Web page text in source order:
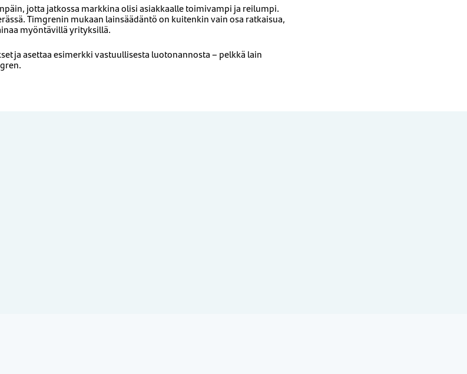
jotta jatkossa markkina olisi asiakkaalle toimivampi ja reilumpi.
Timgrenin mukaan lainsäädäntö on kuitenkin vain osa ratkaisua,
myöntävillä yrityksillä.
ja asettaa esimerkki vastuullisesta luotonannosta – pelkkä lain